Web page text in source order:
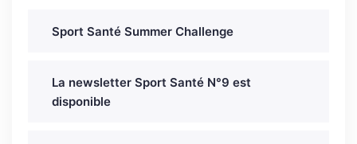
Sport Santé Summer Challenge
La newsletter Sport Santé N°9 est
disponible